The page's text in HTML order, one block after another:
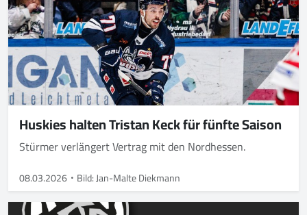
Huskies halten Tristan Keck für fünfte Saison
Stürmer verlängert Vertrag mit den Nordhessen.
08.03.2026 Bild: Jan-Malte Diekmann